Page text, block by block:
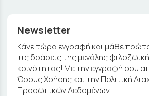
Newsletter
Κάνε τώρα εγγραφή και μάθε
τις δράσεις της μεγάλης
κοινότητας! Με την εγγραφή σου
Όρους Χρήσης και την Πολιτική
Προσωπικών Δεδομένων.